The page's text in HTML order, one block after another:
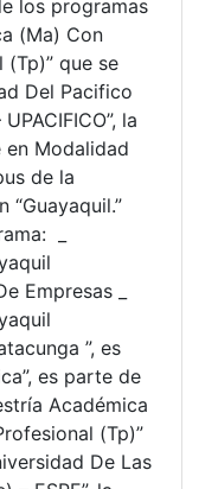
los programas
(Ma) Con
que se
Del Pacifico
la
Modalidad
de la
“Guayaquil.”
_
Empresas _
”, es
es parte de
Académica
(Tp)”
De Las